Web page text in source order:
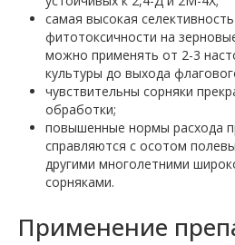
самая высокая
фитотоксичности на
можно применять от 2-3
культуры до выхода
чувствительны сорняки
обработки;
повышенные нормы расхода
справляются с осотом
другими многолетними
сорняками.
Применение